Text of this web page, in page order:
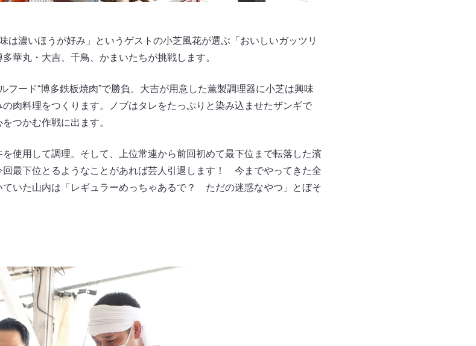
は濃いほうが好み」というゲストの小芝風花が選ぶ「おいしいガッツリ
華丸・大吉、千鳥、かまいたちが挑戦します。
フード“博多鉄板焼肉”で勝負。大吉が用意した薫製調理器に小芝は興味
肉料理をつくります。ノブはタレをたっぷりと染み込ませたザンギで
つかむ作戦に出ます。
使用して調理。そして、上位常連から前回初めて最下位まで転落した濱
最下位とるようなことがあれば芸人引退します！ 今までやってきた全
いた山内は「レギュラーめっちゃあるで？ ただの迷惑なやつ」とぼそ